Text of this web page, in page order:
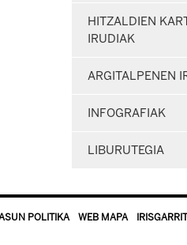
HITZALDIEN
IRUDIAK
ARGITALPENEN
INFOGRAFIAK
LIBURUTEGIA
POLITIKA WEB MAPA